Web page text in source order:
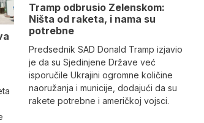
Tramp odbrusio Zelenskom:
Ništa od raketa, i nama su
potrebne
Predsednik SAD Donald Tramp izjavio
je da su Sjedinjene Države već
isporučile Ukrajini ogromne količine
naoružanja i municije, dodajući da su
rakete potrebne i američkoj vojsci.